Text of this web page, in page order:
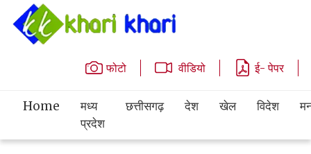
फोटो वीडियो ई- पेपर
Home
मध्य
प्रदेश
छत्तीसगढ़ देश खेल विदेश